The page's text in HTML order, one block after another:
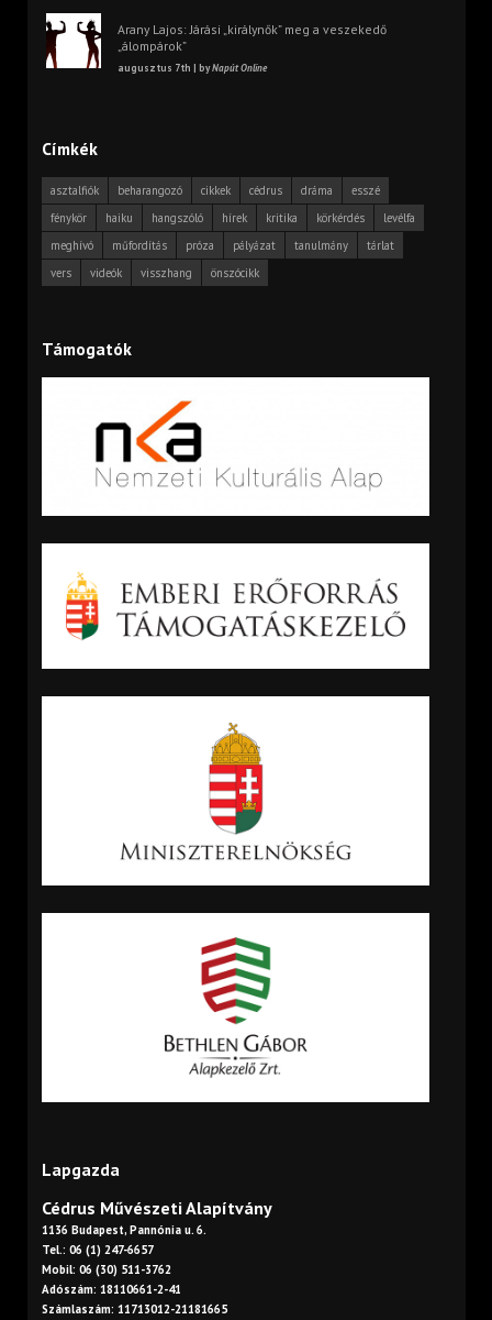
Arany Lajos: Járási „királynők” meg a veszekedő
„álompárok”
augusztus 7th | byNapút Online
Címkék
asztalfiók beharangozó cikkek cédrus dráma
esszé
fénykör
haiku hangszóló hírek kritika körkérdés
levélfa
meghívó
műfordítás próza pályázat tanulmány
tárlat
vers
videók visszhang önszócikk
Támogatók
Lapgazda
Cédrus Művészeti Alapítvány
1136 Budapest, Pannónia u. 6.
Tel.: 06 (1) 247-6657
Mobil: 06 (30) 511-3762
Adószám: 18110661-2-41
Számlaszám: 11713012-21181665